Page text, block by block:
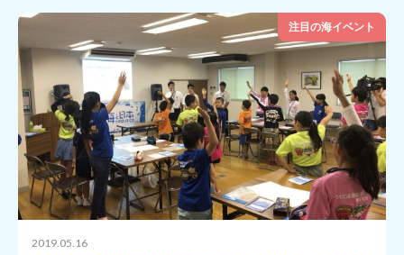
注目の海イベント
2019.05.16